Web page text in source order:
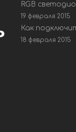
RGB
19 февраля 2015
Как
18 февраля 2015